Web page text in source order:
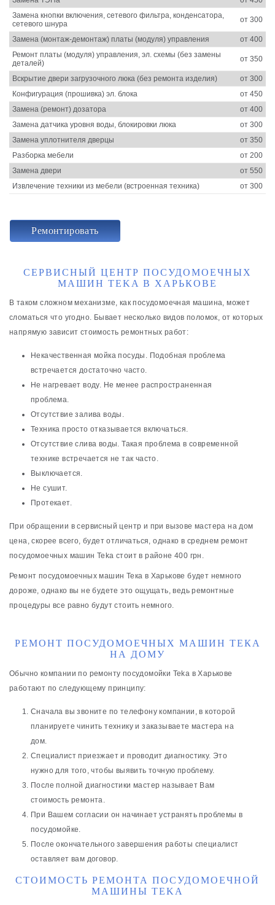
Замена кнопки включения, сетевого фильтра, конденсатора,
сетевого шнура
от 300
Замена (монтаж-демонтаж) платы (модуля) управления
от 400
Ремонт платы (модуля) управления, эл. схемы (без замены
деталей)
от 350
Вскрытие двери загрузочного люка (без ремонта изделия)
от 300
Конфигурация (прошивка) эл. блока
от 450
Замена (ремонт) дозатора
от 400
Замена датчика уровня воды, блокировки люка
от 300
Замена уплотнителя дверцы
от 350
Разборка мебели
от 200
Замена двери
от 550
Извлечение техники из мебели (встроенная техника)
от 300
Ремонтировать
СЕРВИСНЫЙ ЦЕНТР ПОСУДОМОЕЧНЫХ
МАШИН TEKA В ХАРЬКОВЕ
В таком сложном механизме, как посудомоечная машина, может
сломаться что угодно. Бывает несколько видов поломок, от которых
напрямую зависит стоимость ремонтных работ:
Некачественная мойка посуды. Подобная проблема
встречается достаточно часто.
Не нагревает воду. Не менее распространенная
проблема.
Отсутствие залива воды.
Техника просто отказывается включаться.
Отсутствие слива воды. Такая проблема в современной
технике встречается не так часто.
Выключается.
Не сушит.
Протекает.
При обращении в сервисный центр и при вызове мастера на дом
цена, скорее всего, будет отличаться, однако в среднем ремонт
посудомоечных машин Teka стоит в районе 400 грн.
Ремонт посудомоечных машин Тека в Харькове будет немного
дороже, однако вы не будете это ощущать, ведь ремонтные
процедуры все равно будут стоить немного.
РЕМОНТ ПОСУДОМОЕЧНЫХ МАШИН ТЕКА
НА ДОМУ
Обычно компании по ремонту посудомойки Teka в Харькове
работают по следующему принципу:
Сначала вы звоните по телефону компании, в которой
планируете чинить технику и заказываете мастера на
дом.
Специалист приезжает и проводит диагностику. Это
нужно для того, чтобы выявить точную проблему.
После полной диагностики мастер называет Вам
стоимость ремонта.
При Вашем согласии он начинает устранять проблемы в
посудомойке.
После окончательного завершения работы специалист
оставляет вам договор.
СТОИМОСТЬ РЕМОНТА ПОСУДОМОЕЧНОЙ
МАШИНЫ TEKA